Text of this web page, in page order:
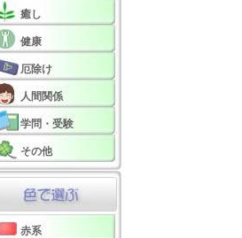
癒し
健康
厄除け
人間関係
学問・受験
その他
赤系